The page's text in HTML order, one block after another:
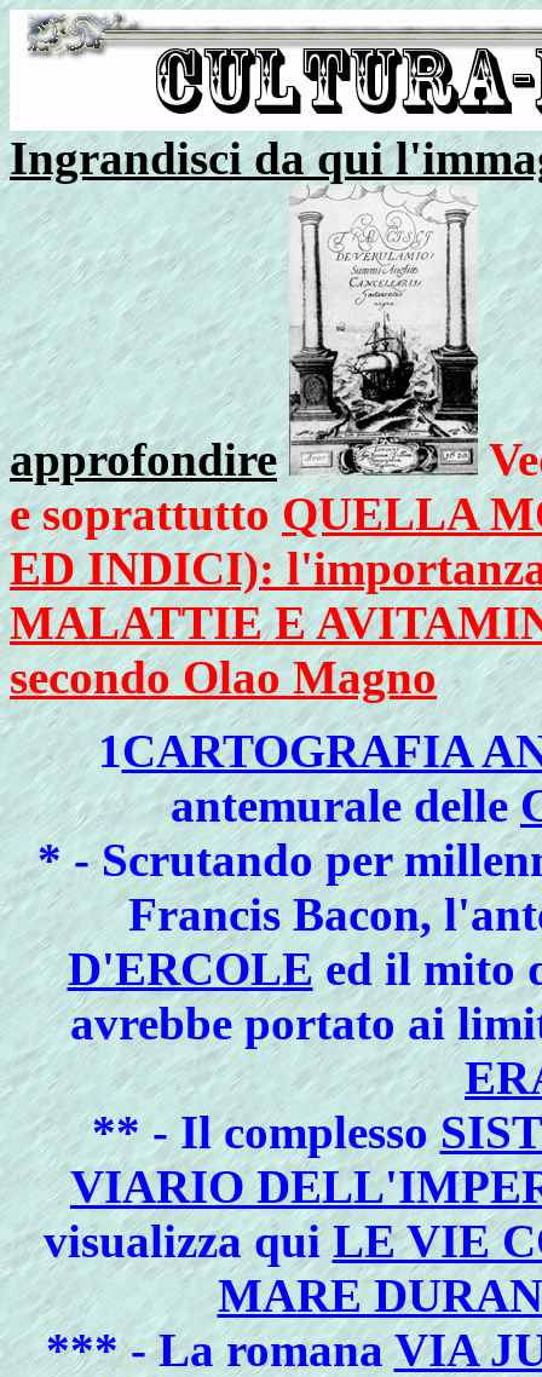
Ingrandisci da qui
approfondire
e soprattuttoQUELLA
ED INDICI):
MALATTIE E
secondo Olao Magno
1CARTOGRAFIA
antemurale delle
* - Scrutando per
Francis Bacon,
D'ERCOLEed il mito
avrebbe portato ai
** - Il complesso
VIARIO
visualizza quiLE VIE
MARE
*** - La romanaVIA